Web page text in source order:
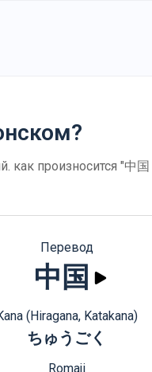
как произносится "
Перевод
中国
(Hiragana, Katakana)
ちゅうごく
Romaji